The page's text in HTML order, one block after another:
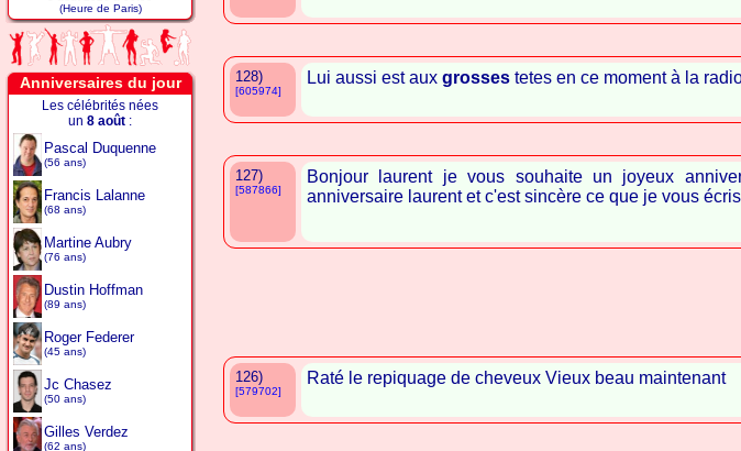
(Heure de Paris)
Anniversaires du jour
Les célébrités nées
un 8 août :
Pascal Duquenne
(56 ans)
Francis Lalanne
(68 ans)
Martine Aubry
(76 ans)
Dustin Hoffman
(89 ans)
Roger Federer
(45 ans)
Jc Chasez
(50 ans)
Gilles Verdez
(62 ans)
128)
[605974]
Lui aussi est aux grosses tetes en ce moment à la
127)
[587866]
Bonjour laurent je vous souhaite un joyeux
anniversaire laurent et c'est sincère ce que je vous
126)
[579702]
Raté le repiquage de cheveux Vieux beau maintenant